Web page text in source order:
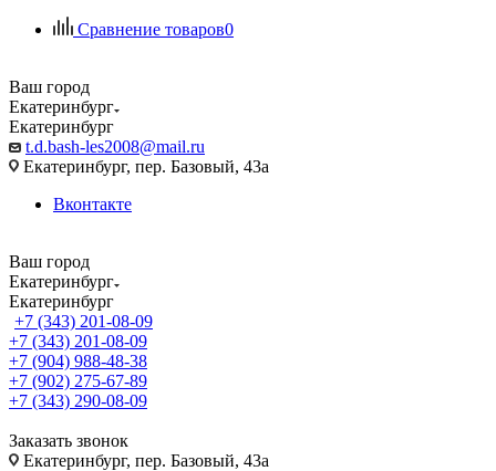
Сравнение товаров0
Ваш город
Екатеринбург
Екатеринбург
t.d.bash-les2008@mail.ru
Екатеринбург, пер. Базовый, 43а
Вконтакте
Ваш город
Екатеринбург
Екатеринбург
+7 (343) 201-08-09
+7 (343) 201-08-09
+7 (904) 988-48-38
+7 (902) 275-67-89
+7 (343) 290-08-09
Заказать звонок
Екатеринбург, пер. Базовый, 43а